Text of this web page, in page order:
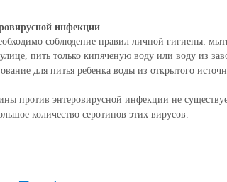
инфекции
соблюдение правил личной гигиены:
пить только кипяченую воду или воду из
для питья ребенка воды из открытого
против энтеровирусной инфекции не
количество серотипов этих вирусов.